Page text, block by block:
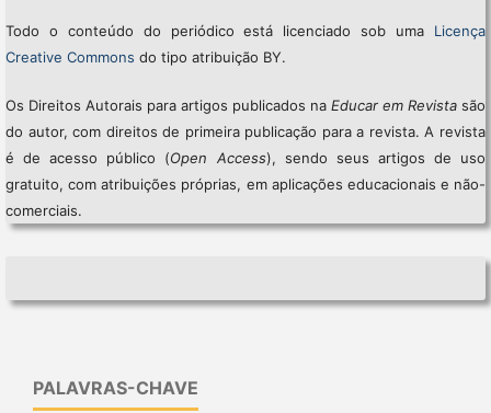
Todo o conteúdo do periódico está licenciado sob uma Licença
Creative Commons do tipo atribuição BY.
Os Direitos Autorais para artigos publicados naEducar em Revista são
do autor, com direitos de primeira publicação para a revista. A revista
é de acesso público (Open Access), sendo seus artigos de uso
gratuito, com atribuições próprias, em aplicações educacionais e não-
comerciais.
PALAVRAS-CHAVE